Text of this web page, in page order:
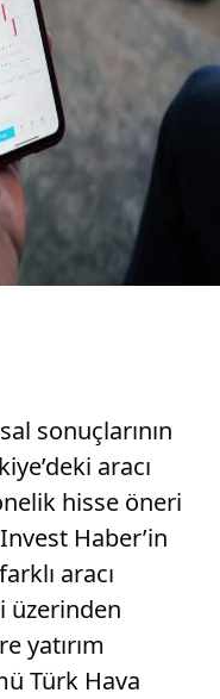
sonuçlarının
aracı
hisse öneri
Haber’in
aracı
üzerinden
yatırım
Türk Hava